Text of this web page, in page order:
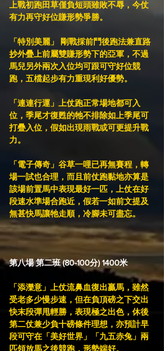
上戰初跑田草僅負短頭雖敗不辱，今仗
有力再守好位賺形勢爭勝。
「特別美麗」 剛戰採前鬥後跑法兼直路
抄外疊上前屬雙賺形勢下的亞軍，不過
馬兒另外兩次入位均可跟可守好位競
跑，五檔起步有力重現利好優勢。
「連連行運」上仗跑正常場地都可入
位，季尾才復甦的牠不排除如上季尾可
打疊入位，假如出現雨戰或可更提升戰
力。
「電子傳奇」谷草一哩已再無賽程，轉
場一試也合理，而且前仗跑黏地亦算是
該場前置馬中表現最好一匹，上仗在好
段速水準場合跑近，假若一如前文提及
無甚快馬讓牠走順，冷腳未可盡忘。
第八場 第二班 (80-100分) 1400米
「添濼意」上仗流鼻血復出贏馬，雖然
受老多少慢步速，但在負頂磅之下交出
快末段彈甩輕勝，表現極之出色，休後
第二仗兼少負十磅條件理想，亦預計早
段可守在「美好世界」「九五赤兔」兩
匹領放馬之後競跑，形勢端好。